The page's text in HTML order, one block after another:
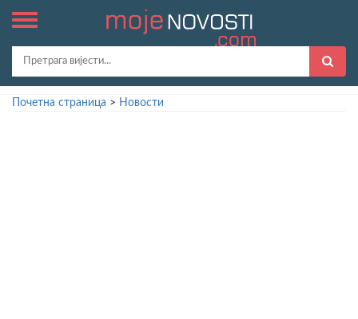
Почетна страница > Новости